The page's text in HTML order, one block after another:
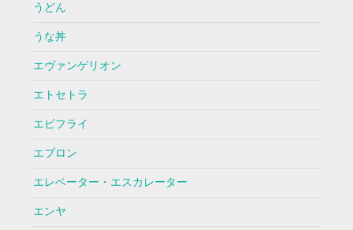
うどん
うな丼
エヴァンゲリオン
エトセトラ
エビフライ
エプロン
エレベーター・エスカレーター
エンヤ